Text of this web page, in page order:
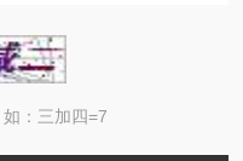
：三加四=7